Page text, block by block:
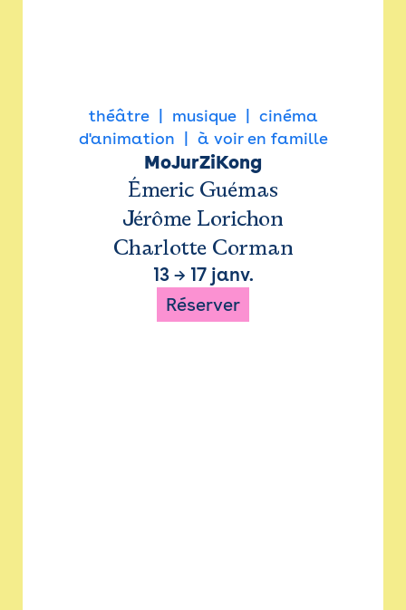
théâtre musique
cinéma
d'animation
à voir en famille
MoJurZiKong
Émeric Guémas
Jérôme Lorichon
Charlotte Corman
13→ 17 janv.
Réserver